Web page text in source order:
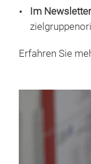
Im
Erfahren Sie